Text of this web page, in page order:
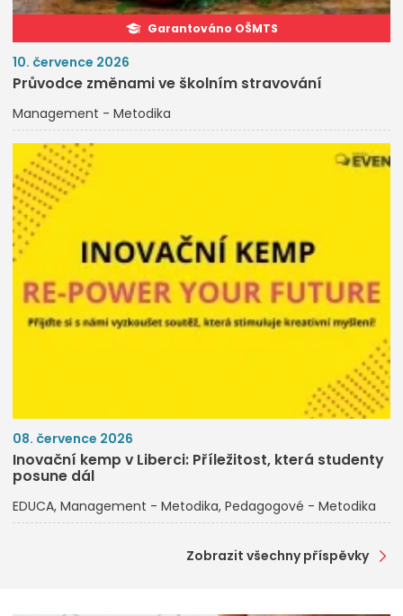
Garantováno OŠMTS
10. července 2026
Průvodce změnami ve školním stravování
Management - Metodika
08. července 2026
Inovační kemp v Liberci: Příležitost, která studenty
posune dál
EDUCA Management - Metodika Pedagogové - Metodika
Zobrazit všechny příspěvky